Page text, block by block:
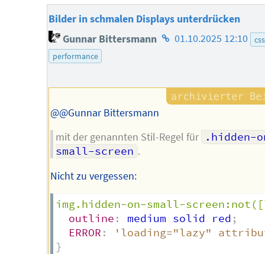
Bilder in schmalen Displays unterdrücken
Gunnar Bittersmann Homepage
01.10.2025 12:10
css
performance
@@Gunnar Bittersmann
mit der genannten Stil-Regel für
.hidden-
small-screen .
Nicht zu vergessen:
img.hidden-on-small-
outline : medium solid red ;
ERROR :
'loading="lazy"
}